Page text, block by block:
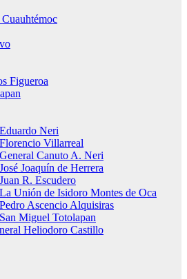
Figueroa
Neri
Villarreal
Canuto A. Neri
Joaquín de Herrera
R. Escudero
Unión de Isidoro Montes de Oca
Ascencio Alquisiras
Miguel Totolapan
Heliodoro Castillo